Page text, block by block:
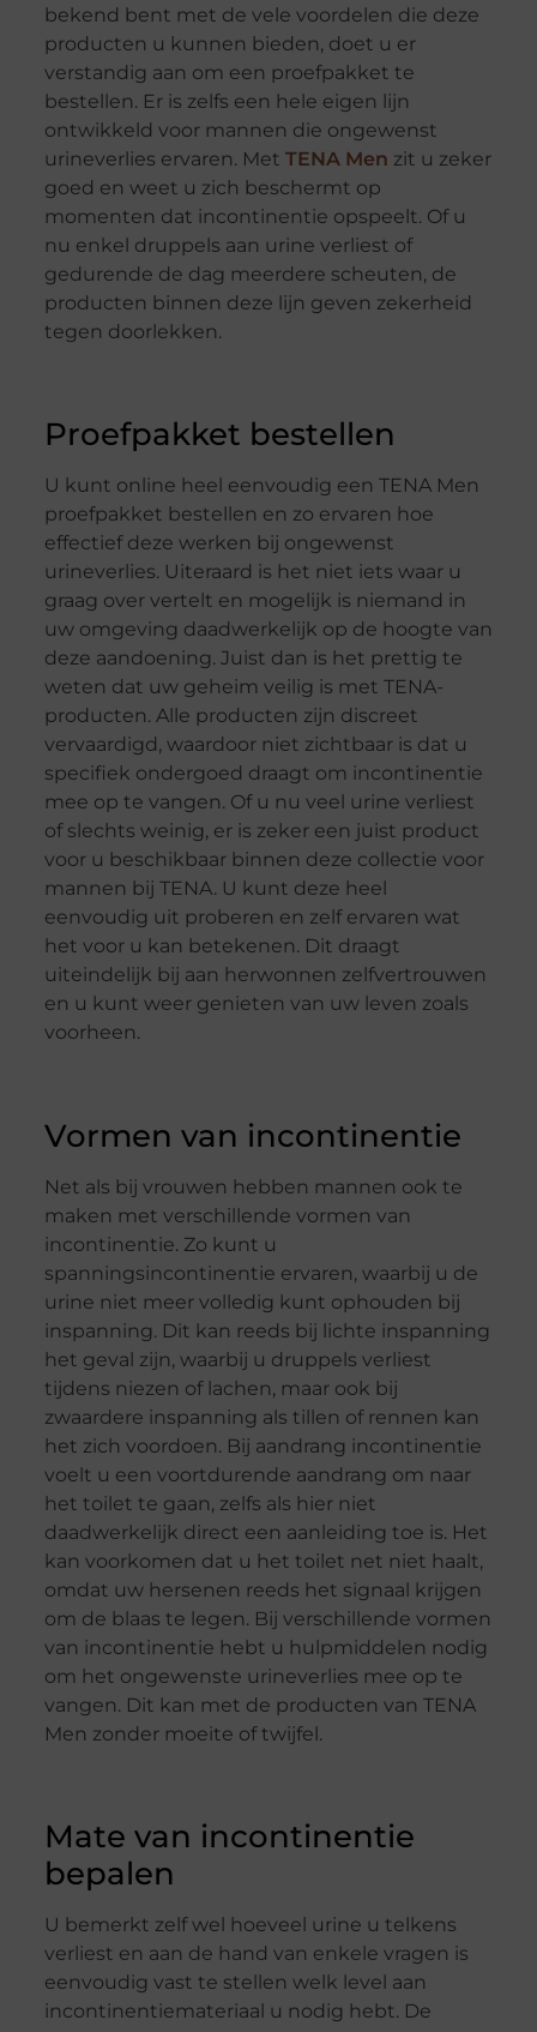
bekend bent met de vele voordelen die deze
producten u kunnen bieden, doet u er
verstandig aan om een proefpakket te
bestellen. Er is zelfs een hele eigen lijn
ontwikkeld voor mannen die ongewenst
urineverlies ervaren. Met TENA Men zit u zeker
goed en weet u zich beschermt op
momenten dat incontinentie opspeelt. Of u
nu enkel druppels aan urine verliest of
gedurende de dag meerdere scheuten, de
producten binnen deze lijn geven zekerheid
tegen doorlekken.
Proefpakket bestellen
U kunt online heel eenvoudig een TENA Men
proefpakket bestellen en zo ervaren hoe
effectief deze werken bij ongewenst
urineverlies. Uiteraard is het niet iets waar u
graag over vertelt en mogelijk is niemand in
uw omgeving daadwerkelijk op de hoogte van
deze aandoening. Juist dan is het prettig te
weten dat uw geheim veilig is met TENA-
producten. Alle producten zijn discreet
vervaardigd, waardoor niet zichtbaar is dat u
specifiek ondergoed draagt om incontinentie
mee op te vangen. Of u nu veel urine verliest
of slechts weinig, er is zeker een juist product
voor u beschikbaar binnen deze collectie voor
mannen bij TENA. U kunt deze heel
eenvoudig uit proberen en zelf ervaren wat
het voor u kan betekenen. Dit draagt
uiteindelijk bij aan herwonnen zelfvertrouwen
en u kunt weer genieten van uw leven zoals
voorheen.
Vormen van incontinentie
Net als bij vrouwen hebben mannen ook te
maken met verschillende vormen van
incontinentie. Zo kunt u
spanningsincontinentie ervaren, waarbij u de
urine niet meer volledig kunt ophouden bij
inspanning. Dit kan reeds bij lichte inspanning
het geval zijn, waarbij u druppels verliest
tijdens niezen of lachen, maar ook bij
zwaardere inspanning als tillen of rennen kan
het zich voordoen. Bij aandrang incontinentie
voelt u een voortdurende aandrang om naar
het toilet te gaan, zelfs als hier niet
daadwerkelijk direct een aanleiding toe is. Het
kan voorkomen dat u het toilet net niet haalt,
omdat uw hersenen reeds het signaal krijgen
om de blaas te legen. Bij verschillende vormen
van incontinentie hebt u hulpmiddelen nodig
om het ongewenste urineverlies mee op te
vangen. Dit kan met de producten van TENA
Men zonder moeite of twijfel.
Mate van incontinentie
bepalen
U bemerkt zelf wel hoeveel urine u telkens
verliest en aan de hand van enkele vragen is
eenvoudig vast te stellen welk level aan
incontinentiemateriaal u nodig hebt. De